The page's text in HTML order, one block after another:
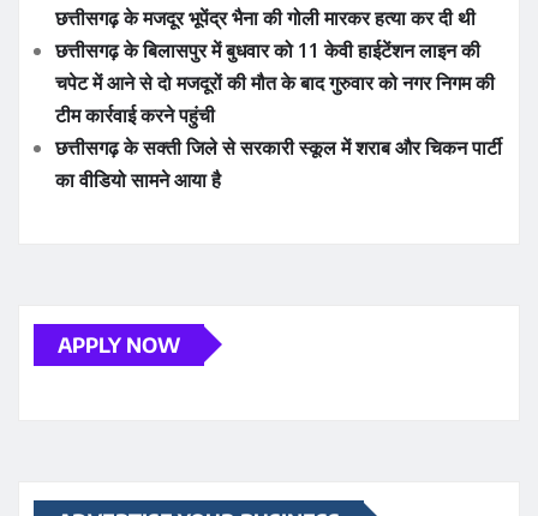
छत्तीसगढ़ के मजदूर भूपेंद्र भैना की गोली मारकर हत्या कर दी थी
छत्तीसगढ़ के बिलासपुर में बुधवार को 11 केवी हाईटेंशन लाइन की
चपेट में आने से दो मजदूरों की मौत के बाद गुरुवार को नगर निगम की
टीम कार्रवाई करने पहुंची
छत्तीसगढ़ के सक्ती जिले से सरकारी स्कूल में शराब और चिकन पार्टी
का वीडियो सामने आया है
APPLY NOW